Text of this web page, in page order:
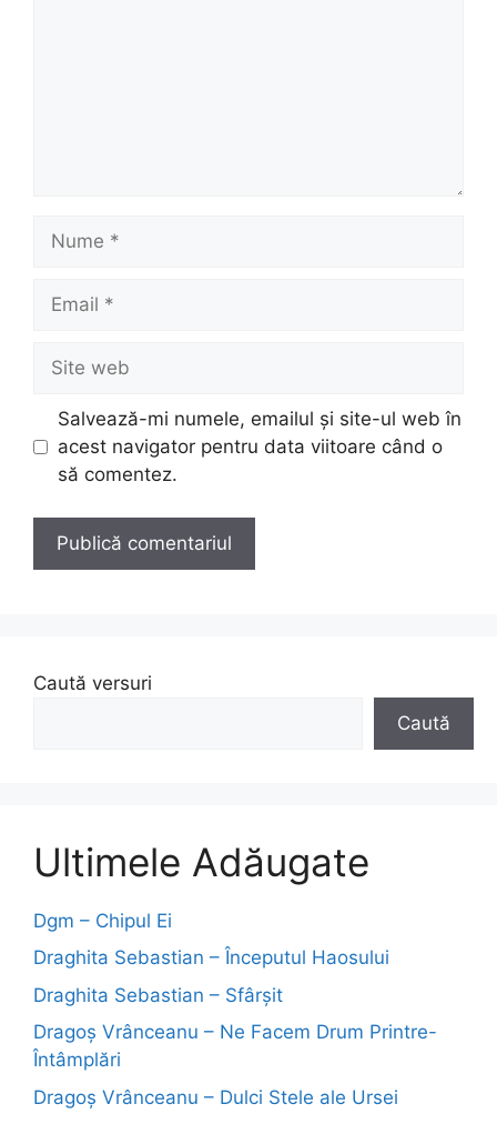
Nume
Email
Site
web
Salvează-mi numele, emailul și site-ul web în
acest navigator pentru data viitoare când o
să comentez.
Caută versuri
Caută
Ultimele Adăugate
Dgm – Chipul Ei
Draghita Sebastian – Începutul Haosului
Draghita Sebastian – Sfârșit
Dragoş Vrânceanu – Ne Facem Drum Printre-
Întâmplări
Dragoş Vrânceanu – Dulci Stele ale Ursei